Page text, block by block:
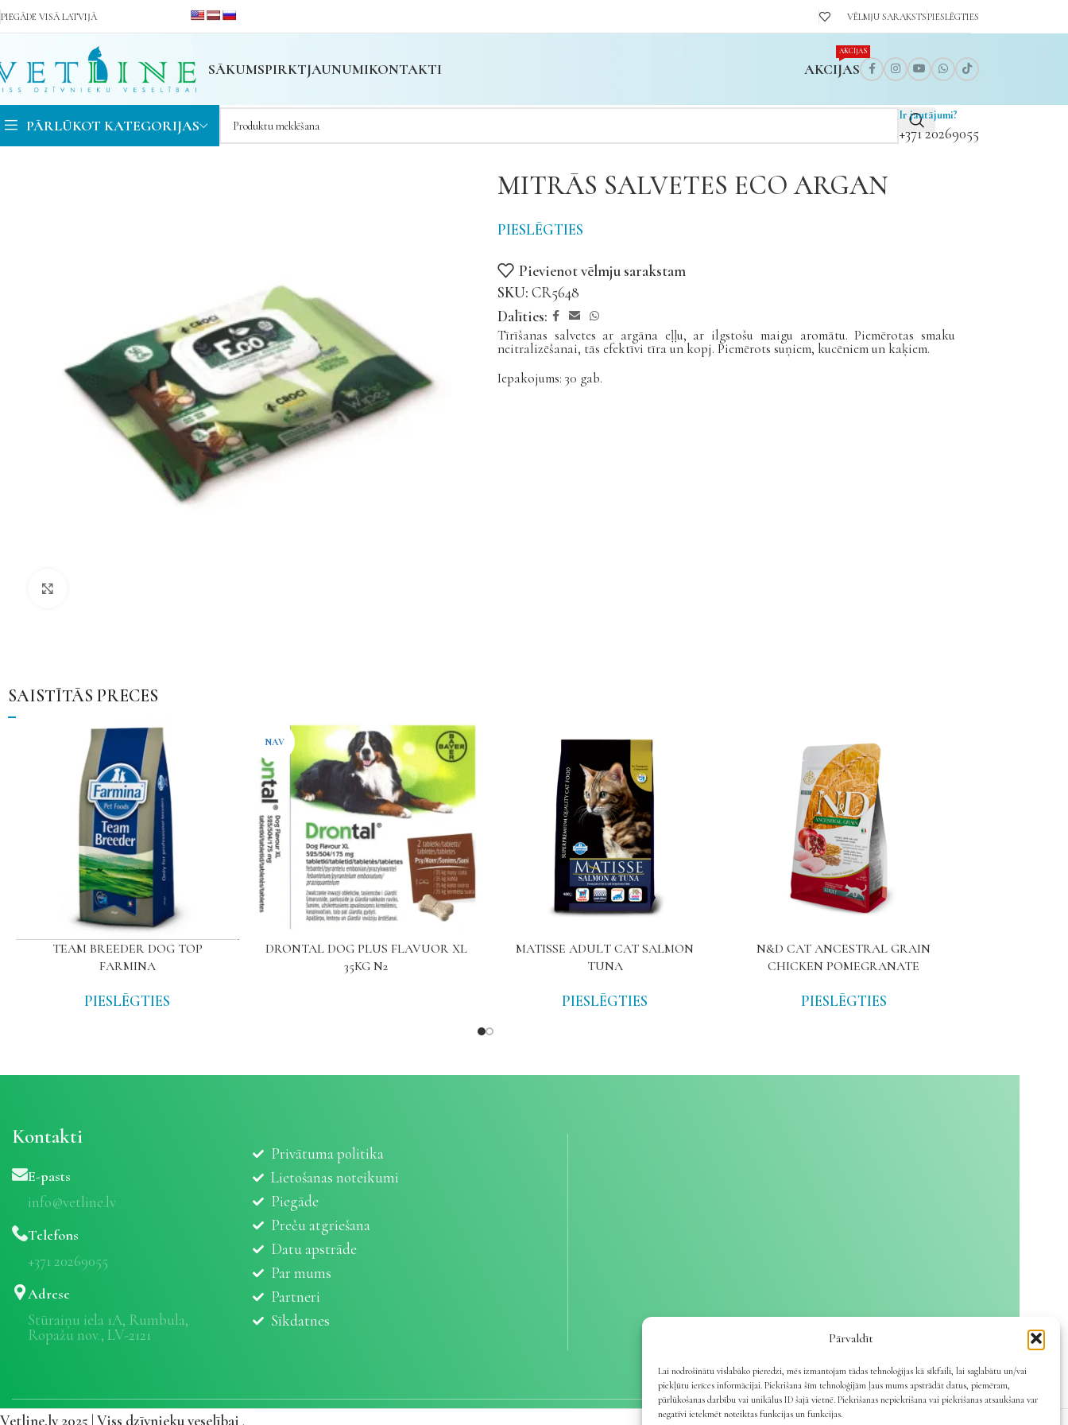
Pārvaldīt
Lai nodrošinātu vislabāko pieredzi, mēs izmantojam tādas tehnoloģijas kā sīkfaili, lai saglabātu un/vai
piekļūtu ierīces informācijai. Piekrišana šīm tehnoloģijām ļaus mums apstrādāt datus, piemēram,
pārlūkošanas darbību vai unikālus ID šajā vietnē. Piekrišanas nepiekrišana vai piekrišanas atsaukšana var
negatīvi ietekmēt noteiktas funkcijas un funkcijas.
PIEGĀDE VISĀ LATVIJĀ VĒLMJU SARAKSTSPIESLĒGTIES
SĀKUMSPIRKTJAUNUMIKONTAKTI AKCIJAS
AKCIJAS
PĀRLŪKOT KATEGORIJAS
Ir jautājumi?
+371 20269055
MITRĀS SALVETES ECO ARGAN
PIESLĒGTIES
Pievienot vēlmju sarakstam
SKU: CR5648
Dalīties:
Tīrīšanas salvetes ar argāna eļļu, ar ilgstošu maigu aromātu. Piemērotas smaku
neitralizēšanai, tās efektīvi tīra un kopj. Piemērots suņiem, kucēniem un kaķiem.
Iepakojums: 30 gab.
SAISTĪTĀS PRECES
TEAM BREEDER DOG TOP
FARMINA
PIESLĒGTIES
NAV
DRONTAL DOG PLUS FLAVUOR XL
35KG N2
MATISSE ADULT CAT SALMON
TUNA
PIESLĒGTIES
N&D CAT ANCESTRAL GRAIN
CHICKEN POMEGRANATE
PIESLĒGTIES
Kontakti
E-pasts
info@vetline.lv
Telefons
+371 20269055
Adrese
Stūraiņu iela 1A, Rumbula,
Ropažu nov., LV-2121
Privātuma politika
Lietošanas noteikumi
Piegāde
Preču atgriešana
Datu apstrāde
Par mums
Partneri
Sīkdatnes
Vetline.lv 2025 | Viss dzīvnieku veselībai .